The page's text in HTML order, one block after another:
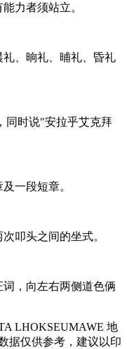
力者须站立。
、晌礼、晡礼、昏礼
时说"安拉乎艾克拜
一段短章。
叩头之间的坐式。
，向左右两侧道色俩
LHOKSEUMAWE 地
据仅供参考，建议以印